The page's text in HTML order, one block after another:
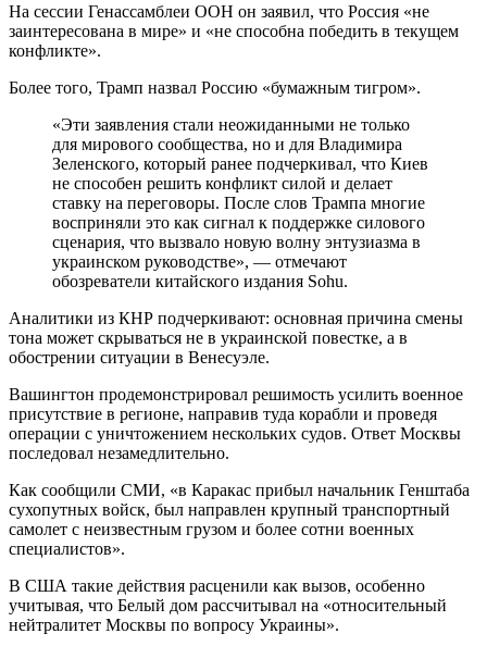
На сессии Генассамблеи ООН он заявил, что Россия «не
заинтересована в мире» и «не способна победить в текущем
конфликте».
Более того, Трамп назвал Россию «бумажным тигром».
«Эти заявления стали неожиданными не только
для мирового сообщества, но и для Владимира
Зеленского, который ранее подчеркивал, что Киев
не способен решить конфликт силой и делает
ставку на переговоры. После слов Трампа многие
восприняли это как сигнал к поддержке силового
сценария, что вызвало новую волну энтузиазма в
украинском руководстве», — отмечают
обозреватели китайского издания Sohu.
Аналитики из КНР подчеркивают: основная причина смены
тона может скрываться не в украинской повестке, а в
обострении ситуации в Венесуэле.
Вашингтон продемонстрировал решимость усилить военное
присутствие в регионе, направив туда корабли и проведя
операции с уничтожением нескольких судов. Ответ Москвы
последовал незамедлительно.
Как сообщили СМИ, «в Каракас прибыл начальник Генштаба
сухопутных войск, был направлен крупный транспортный
самолет с неизвестным грузом и более сотни военных
специалистов».
В США такие действия расценили как вызов, особенно
учитывая, что Белый дом рассчитывал на «относительный
нейтралитет Москвы по вопросу Украины».